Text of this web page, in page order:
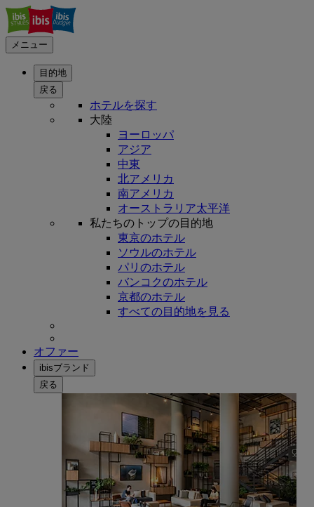
メニュー
目的地
戻る
ホテルを探す
大陸
ヨーロッパ
アジア
中東
北アメリカ
南アメリカ
オーストラリア太平洋
私たちのトップの目的地
東京のホテル
ソウルのホテル
パリのホテル
バンコクのホテル
京都のホテル
すべての目的地を見る
オファー
ibisブランド
戻る